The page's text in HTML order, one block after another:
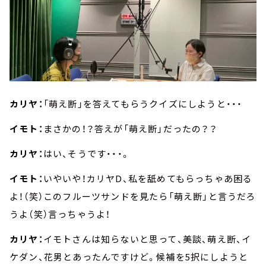
カリヤ： 「萌え断」を答えてもらうクイズにしようと・・・
イモト： まさかの！？答えが「萌え断」だったの？？
カリヤ： はい、そうです・・・。
イモト： いやいや！カリヤD、私を舐めてもらっちゃあ困る
よ！（笑）このフルーツサンドを見たら「萌え断」と言うだろ
うよ（笑）言っちゃうよ！
カリヤ：イモトさんは知らないと思って、美談、萌え断、イ
ケダン、花男とあったんですけど。候補を5択にしようと